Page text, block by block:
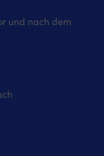
und nach dem